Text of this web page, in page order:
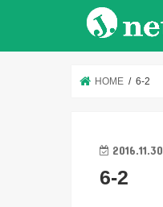
HOME 6-2
2016.11.30
6-2